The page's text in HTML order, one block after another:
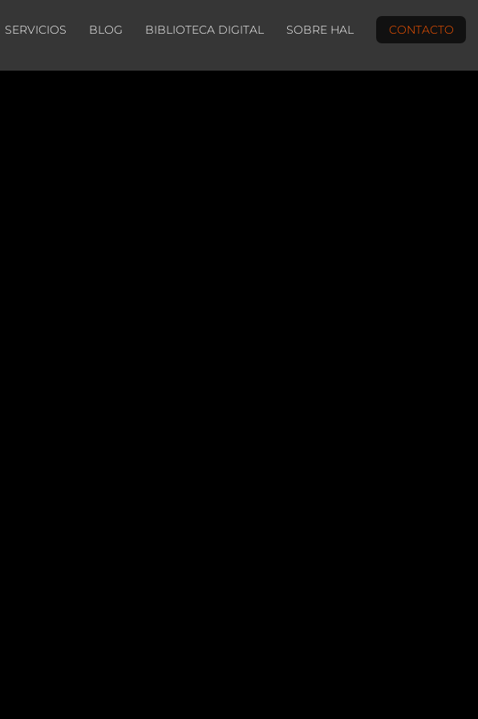
SERVICIOS BLOG BIBLIOTECA DIGITAL SOBRE HAL CONTACTO